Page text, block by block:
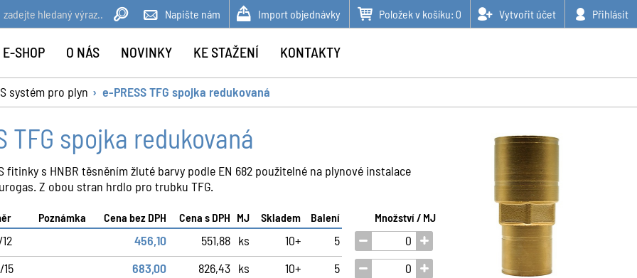
systém pro plyn e-PRESS TFG spojka redukovaná
TFG spojka redukovaná
fitinky s HNBR těsněním žluté barvy podle EN 682 použitelné na plynové instalace
Z obou stran hrdlo pro trubku TFG.
Poznámka Cena bez DPH Cena s DPH MJ Skladem Balení Množství / MJ
456,10 551,88 ks 10+
5
683,00 826,43 ks 10+
5
Napište nám Import objednávky Položek v košíku: 0 Vytvořit účet Přihlásit
SHOP O NÁS NOVINKY KE STAŽENÍ KONTAKTY